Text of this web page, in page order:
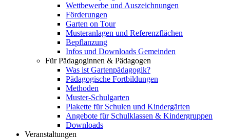
Wettbewerbe und Auszeichnungen
Förderungen
Garten on Tour
Musteranlagen und Referenzflächen
Bepflanzung
Infos und Downloads Gemeinden
Für Pädagoginnen & Pädagogen
Was ist Gartenpädagogik?
Pädagogische Fortbildungen
Methoden
Muster-Schulgarten
Plakette für Schulen und Kindergärten
Angebote für Schulklassen & Kindergruppen
Downloads
Veranstaltungen